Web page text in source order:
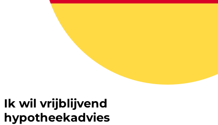
Ik wil vrijblijvend
hypotheekadvies